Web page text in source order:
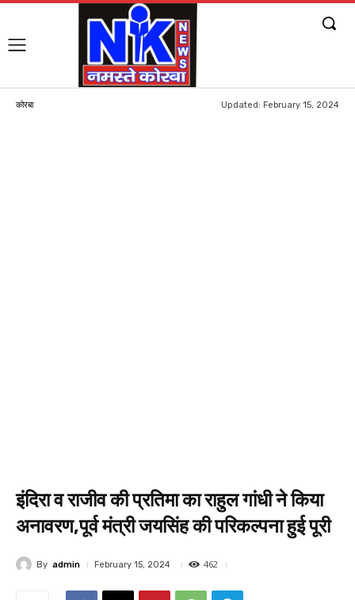
कोरबा Updated: February 15, 2024
इंदिरा व राजीव की प्रतिमा का राहुल गांधी ने किया
अनावरण,पूर्व मंत्री जयसिंह की परिकल्पना हुई पूरी
By admin February 15, 2024 462